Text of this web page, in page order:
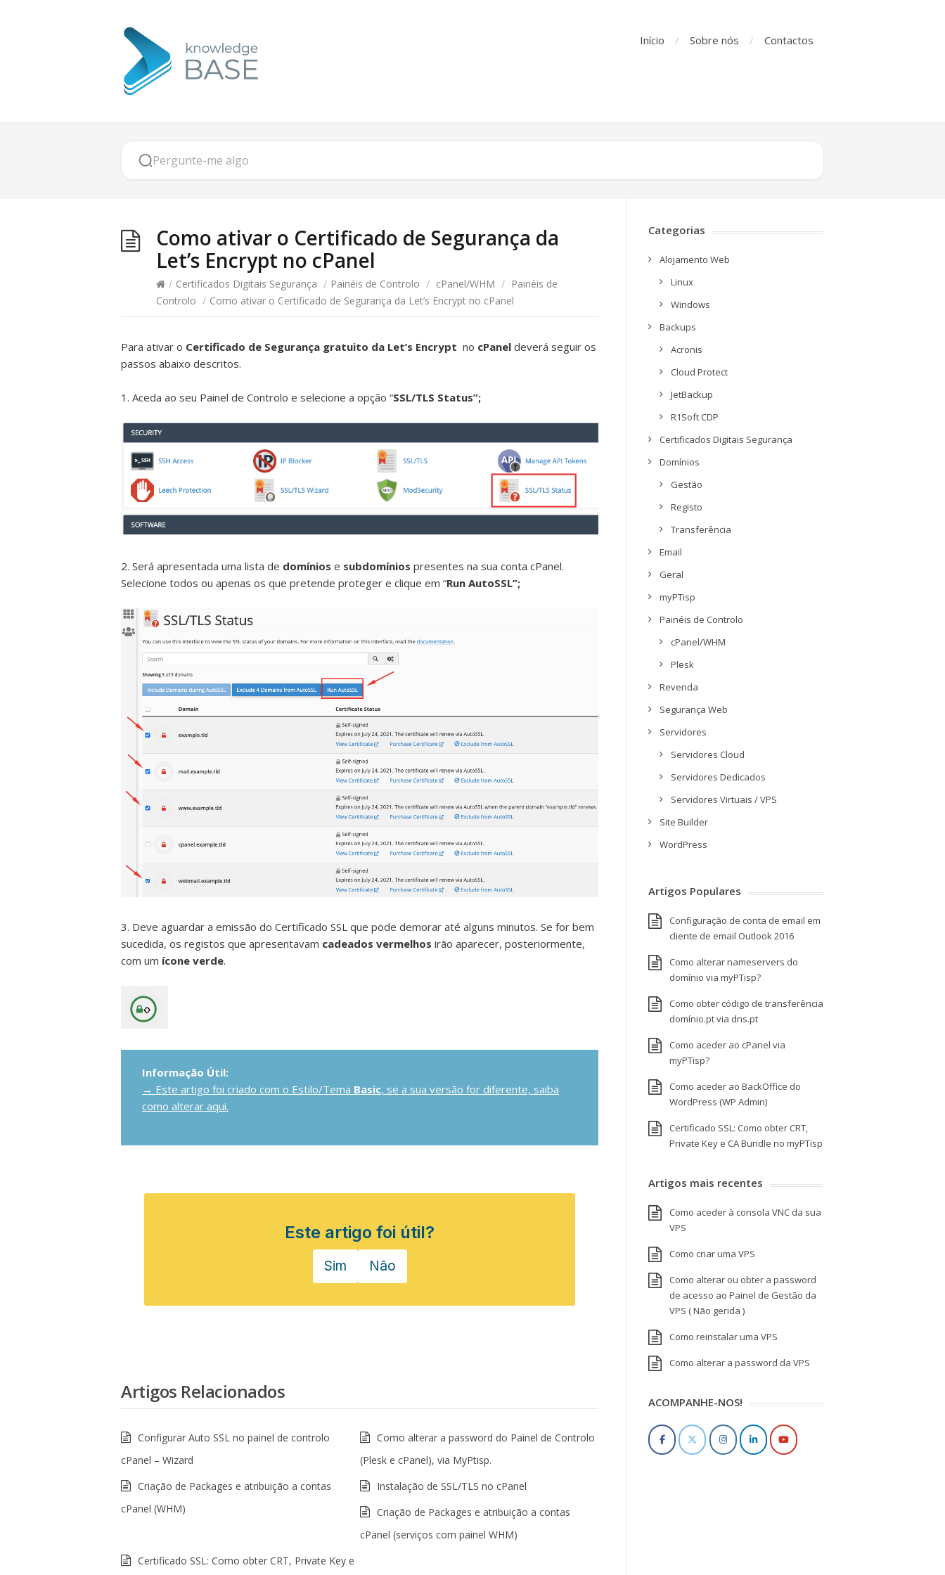
Início Sobre nós Contactos
Como ativar o Certificado de Segurança da
Let’s Encrypt no cPanel
/ Certificados Digitais Segurança / Painéis de Controlo / cPanel/WHM / Painéis de
Controlo / Como ativar o Certificado de Segurança da Let’s Encrypt no cPanel
Para ativar o Certificado de Segurança gratuito da Let’s Encrypt no cPanel deverá seguir os
passos abaixo descritos.
1. Aceda ao seu Painel de Controlo e selecione a opção “SSL/TLS Status”;
2. Será apresentada uma lista de domínios e subdomínios presentes na sua conta cPanel.
Selecione todos ou apenas os que pretende proteger e clique em “Run AutoSSL”;
3. Deve aguardar a emissão do Certificado SSL que pode demorar até alguns minutos. Se for bem
sucedida, os registos que apresentavam cadeados vermelhos irão aparecer, posteriormente,
com um ícone verde.
Informação Útil:
→ Este artigo foi criado com o Estilo/Tema Basic, se a sua versão for diferente, saiba
como alterar aqui.
Este artigo foi útil?
Sim Não
Artigos Relacionados
Configurar Auto SSL no painel de controlo
cPanel – Wizard
Como alterar a password do Painel de Controlo
(Plesk e cPanel), via MyPtisp.
Criação de Packages e atribuição a contas
cPanel (WHM)
Instalação de SSL/TLS no cPanel
Criação de Packages e atribuição a contas
cPanel (serviços com painel WHM)
Certificado SSL: Como obter CRT, Private Key e
Categorias
Alojamento Web
Linux
Windows
Backups
Acronis
Cloud Protect
JetBackup
R1Soft CDP
Certificados Digitais Segurança
Domínios
Gestão
Registo
Transferência
Email
Geral
myPTisp
Painéis de Controlo
cPanel/WHM
Plesk
Revenda
Segurança Web
Servidores
Servidores Cloud
Servidores Dedicados
Servidores Virtuais / VPS
Site Builder
WordPress
Artigos Populares
Configuração de conta de email em
cliente de email Outlook 2016
Como alterar nameservers do
domínio via myPTisp?
Como obter código de transferência
domínio.pt via dns.pt
Como aceder ao cPanel via
myPTisp?
Como aceder ao BackOffice do
WordPress (WP Admin)
Certificado SSL: Como obter CRT,
Private Key e CA Bundle no myPTisp
Artigos mais recentes
Como aceder à consola VNC da sua
VPS
Como criar uma VPS
Como alterar ou obter a password
de acesso ao Painel de Gestão da
VPS ( Não gerida )
Como reinstalar uma VPS
Como alterar a password da VPS
ACOMPANHE-NOS!